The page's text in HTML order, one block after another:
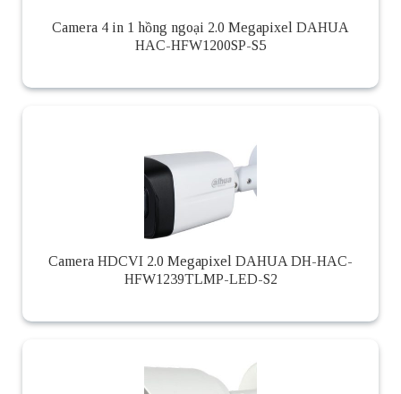
Camera 4 in 1 hồng ngoại 2.0 Megapixel DAHUA
HAC-HFW1200SP-S5
Camera HDCVI 2.0 Megapixel DAHUA DH-HAC-
HFW1239TLMP-LED-S2